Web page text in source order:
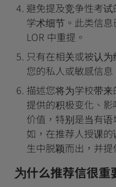
避免提及竞争性考
学术细节。此类信
LOR 中重提。
只有在相关或被认
您的私人或敏感信息
描述您将为学校带
提供的积极变化、
价值，特别是当有
如，在推荐人授课
生中脱颖而出，并提
为什么推荐信很重